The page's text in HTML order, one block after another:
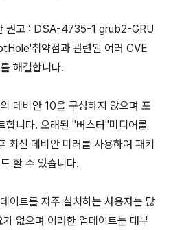
권고 : DSA-4735-1 grub2-GRU
취약점과 관련된 여러 CVE
해결합니다.
데비안 10을 구성하지 않으며 포
합니다. 오래된 "버스터"미디어를
최신 데비안 미러를 사용하여 패키
할 수 있습니다.
트를 자주 설치하는 사용자는 많
없으며 이러한 업데이트는 대부